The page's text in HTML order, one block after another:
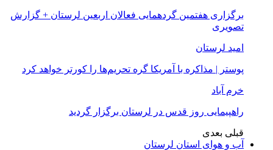
برگزاری هفتمین گردهمایی فعالان اربعین لرستان + گزارش
تصویری
امید لرستان
پوستر | مذاکره با آمریکا گره تحریم‌ها را کورتر خواهد کرد
خرم آباد
راهپیمایی روز قدس در لرستان برگزار گردید
قبلی بعدی
آب و هوای استان لرستان